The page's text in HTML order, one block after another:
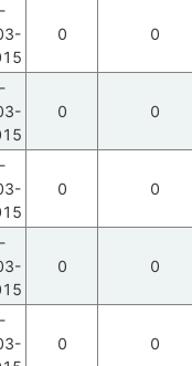
0 0
0 0
0 0
0 0
0 0